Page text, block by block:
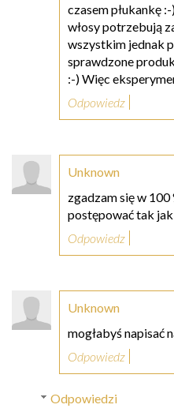
czasem płukankę
włosy potrzebują
wszystkim jednak
sprawdzone
:-) Więc
Odpowiedz
Unknown
zgadzam się w 100
postępować tak jak
Odpowiedz
Unknown
mogłabyś napisać
Odpowiedz
Odpowiedzi